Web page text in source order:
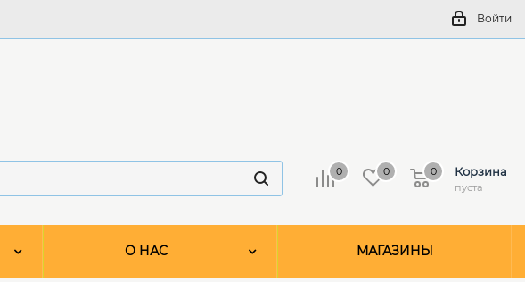
Войти
0 0 Корзина
пуста
0
О НАС МАГАЗИНЫ